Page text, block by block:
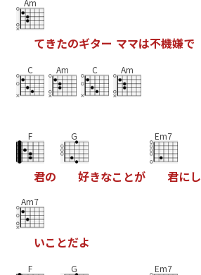
Am
てきたのギター ママは不機嫌で
C Am C Am
F
君の
G
好きなこ とが
Em7
君にし
Am7
いこ とだよ
F G Em7